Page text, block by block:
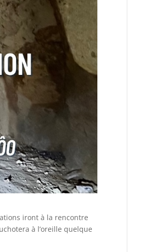
iront à la rencontre
à l’oreille quelque